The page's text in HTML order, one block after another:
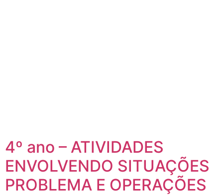
4º ano – ATIVIDADES
ENVOLVENDO SITUAÇÕES
PROBLEMA E OPERAÇÕES